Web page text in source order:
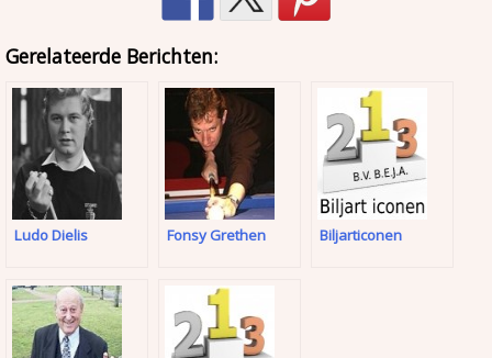
Gerelateerde Berichten:
Ludo Dielis Fonsy Grethen Biljarticonen